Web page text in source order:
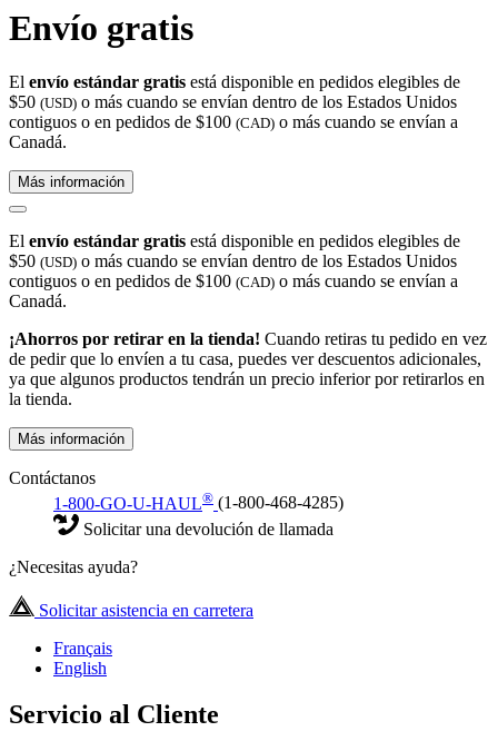
Envío gratis
El envío estándar gratis está disponible en pedidos elegibles de
$50 (USD) o más cuando se envían dentro de los Estados Unidos
contiguos o en pedidos de $100 (CAD) o más cuando se envían a
Canadá.
Más información
El envío estándar gratis está disponible en pedidos elegibles de
$50 (USD) o más cuando se envían dentro de los Estados Unidos
contiguos o en pedidos de $100 (CAD) o más cuando se envían a
Canadá.
¡Ahorros por retirar en la tienda! Cuando retiras tu pedido en vez
de pedir que lo envíen a tu casa, puedes ver descuentos adicionales,
ya que algunos productos tendrán un precio inferior por retirarlos en
la tienda.
Más información
Contáctanos
1-800-GO-U-HAUL® (1-800-468-4285)
Solicitar una devolución de llamada
¿Necesitas ayuda?
Solicitar asistencia en carretera
Français
English
Servicio al Cliente